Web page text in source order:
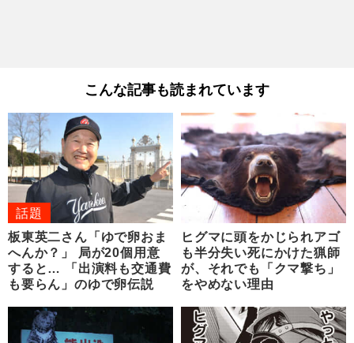
こんな記事も読まれています
話題
板東英二さん「ゆで卵おま
へんか？」 局が20個用意
すると… 「出演料も交通費
も要らん」のゆで卵伝説
ヒグマに頭をかじられアゴ
も半分失い死にかけた猟師
が、それでも「クマ撃ち」
をやめない理由